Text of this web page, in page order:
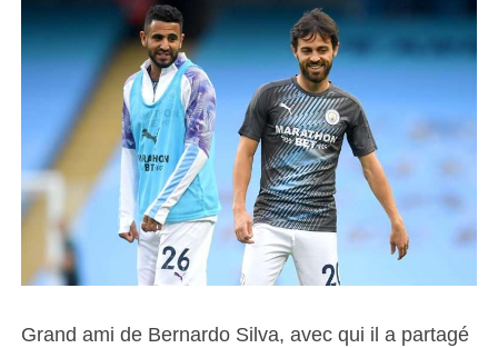
Grand ami de Bernardo Silva, avec qui il a partagé